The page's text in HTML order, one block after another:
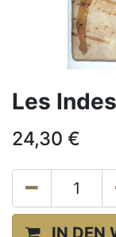
Les
24,30 €
IN DEN